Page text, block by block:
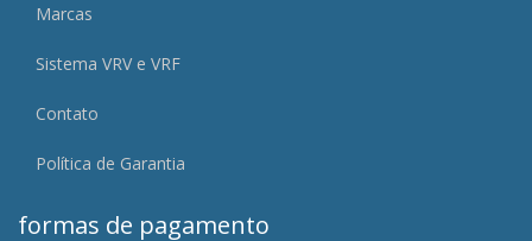
Marcas
Sistema VRV e VRF
Contato
Política de Garantia
formas de pagamento